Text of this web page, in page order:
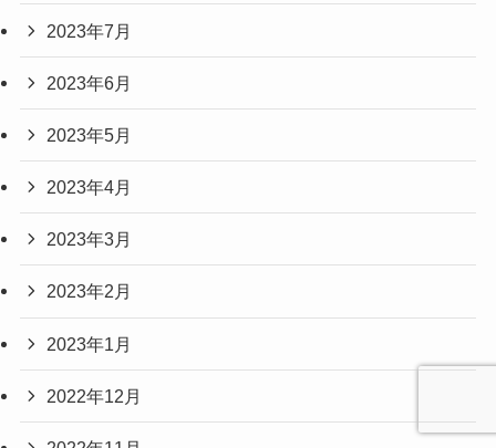
2023年7月
2023年6月
2023年5月
2023年4月
2023年3月
2023年2月
2023年1月
2022年12月